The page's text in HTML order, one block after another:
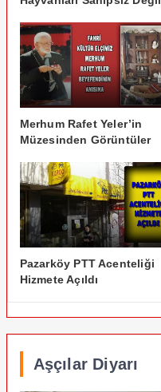
Merhum Rafet Yeler’in
Müzesinden Görüntüler
Pazarköy PTT Acenteliği
Hizmete Açıldı
Aşçılar Diyarı